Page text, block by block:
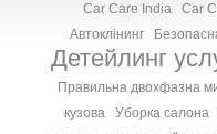
Car Care India Car
Автоклінинг
Детейлинг
Правильна двохфазна
кузова
Уборка салона